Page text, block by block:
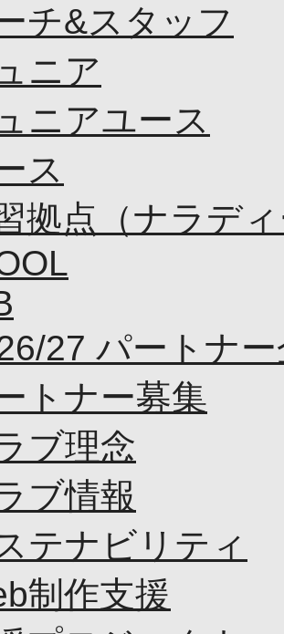
チ&スタッフ
ニア
ニアユース
ス
拠点（ナラデ
27 パートナ
トナー募集
ブ理念
ブ情報
テナビリティ
制作支援